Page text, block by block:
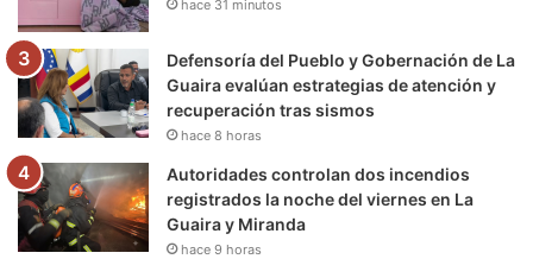
hace 31 minutos
Defensoría del Pueblo y Gobernación de La
Guaira evalúan estrategias de atención y
recuperación tras sismos
hace 8 horas
Autoridades controlan dos incendios
registrados la noche del viernes en La
Guaira y Miranda
hace 9 horas